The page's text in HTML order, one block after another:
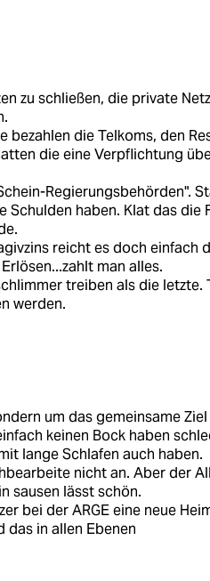
zu schließen, die private
bezahlen die Telkoms, den
die eine Verpflichtung
Regierungsbehörden".
Schulden haben. Klat das die
reicht es doch einfach
man alles.
treiben als die letzte.
werden.
um das gemeinsame
keinen Bock haben
lange Schlafen auch haben.
nicht an. Aber der
sausen lässt schön.
bei der ARGE eine neue
das in allen Ebenen